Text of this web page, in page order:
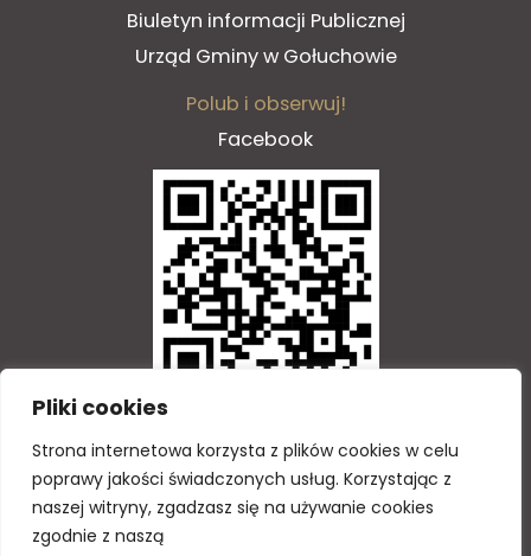
Pliki cookies
Strona internetowa korzysta z plików cookies w celu
poprawy jakości świadczonych usług. Korzystając z
naszej witryny, zgadzasz się na używanie cookies
zgodnie z naszą
Biuletyn informacji Publicznej
Urząd Gminy w Gołuchowie
Polub i obserwuj!
Facebook
Copyright © 2026 GOTiS